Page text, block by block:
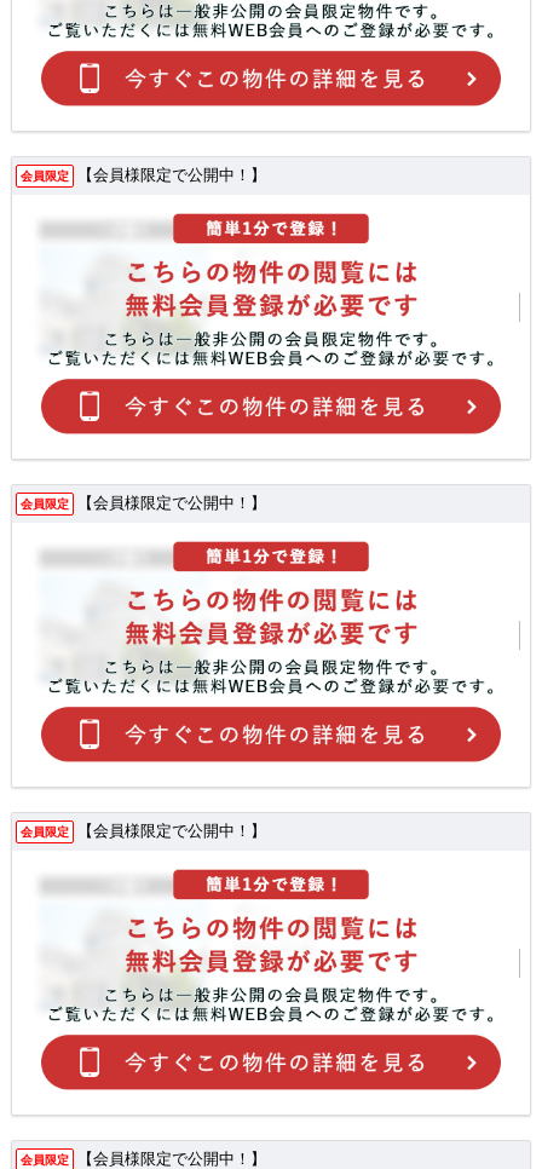
会員限定 【会員様限定で公開中！】
会員限定 【会員様限定で公開中！】
会員限定 【会員様限定で公開中！】
会員限定 【会員様限定で公開中！】